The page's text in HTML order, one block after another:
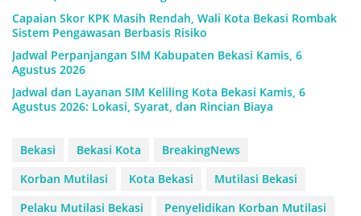
Capaian Skor KPK Masih Rendah, Wali Kota Bekasi Rombak
Sistem Pengawasan Berbasis Risiko
Jadwal Perpanjangan SIM Kabupaten Bekasi Kamis, 6
Agustus 2026
Jadwal dan Layanan SIM Keliling Kota Bekasi Kamis, 6
Agustus 2026: Lokasi, Syarat, dan Rincian Biaya
Bekasi Bekasi Kota
BreakingNews
Korban Mutilasi
Kota Bekasi
Mutilasi Bekasi
Pelaku Mutilasi Bekasi
Penyelidikan Korban Mutilasi